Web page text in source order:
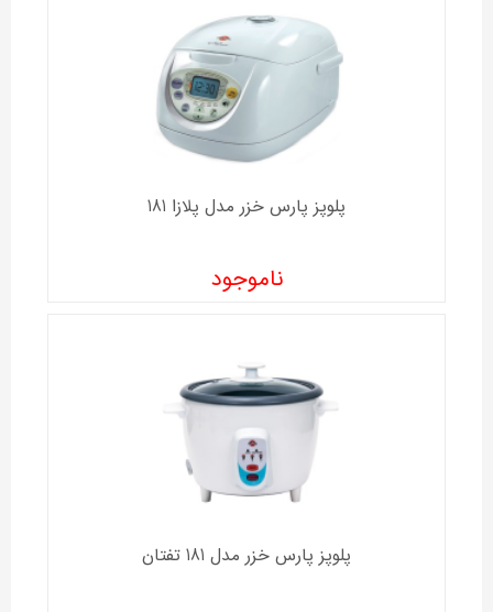
پلوپز پارس خزر مدل پلازا 181
ناموجود
پلوپز پارس خزر مدل 181 تفتان